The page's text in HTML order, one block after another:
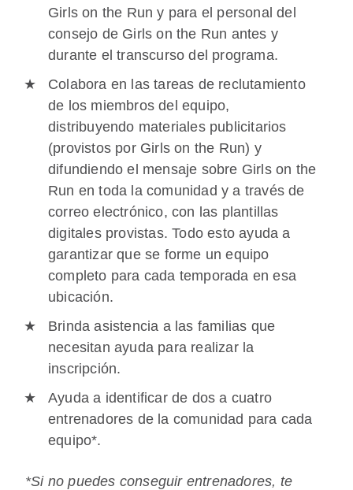
Girls on the Run y para el personal del
consejo de Girls on the Run antes y
durante el transcurso del programa.
Colabora en las tareas de reclutamiento
de los miembros del equipo,
distribuyendo materiales publicitarios
(provistos por Girls on the Run) y
difundiendo el mensaje sobre Girls on the
Run en toda la comunidad y a través de
correo electrónico, con las plantillas
digitales provistas. Todo esto ayuda a
garantizar que se forme un equipo
completo para cada temporada en esa
ubicación.
Brinda asistencia a las familias que
necesitan ayuda para realizar la
inscripción.
Ayuda a identificar de dos a cuatro
entrenadores de la comunidad para cada
equipo*.
*Si no puedes conseguir entrenadores, te